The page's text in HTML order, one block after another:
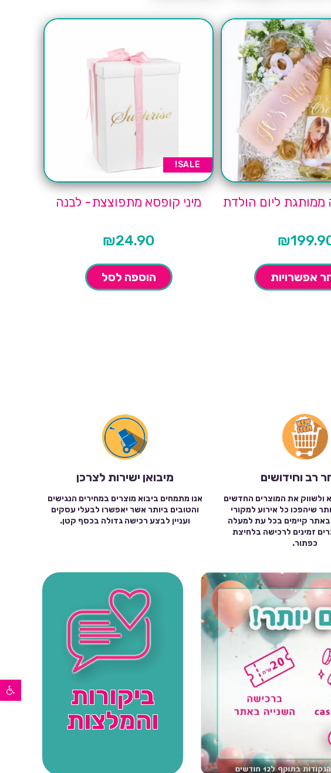
פתח סרגל נגישות
ליום הולדת
₪
אפשרויות
SALE!
מיני קופסא מתפוצצת- לבנה
₪24.90
הוספה לסל
רב וחידושים
ולשווק את המוצרים החדשים
שיהפכו כל אירוע למקורי
באתר קיימים בכל עת למעלה
מוצרים זמינים לרכישה בלחיצת
כפתור.
מיבואן ישירות לצרכן
אנו מתמחים ביבוא מוצרים במחירים הנגישים
והטובים ביותר אשר יאפשרו לבעלי עסקים
ועניין לבצע רכישה גדולה בכסף קטן.
ביקורות
והמלצות